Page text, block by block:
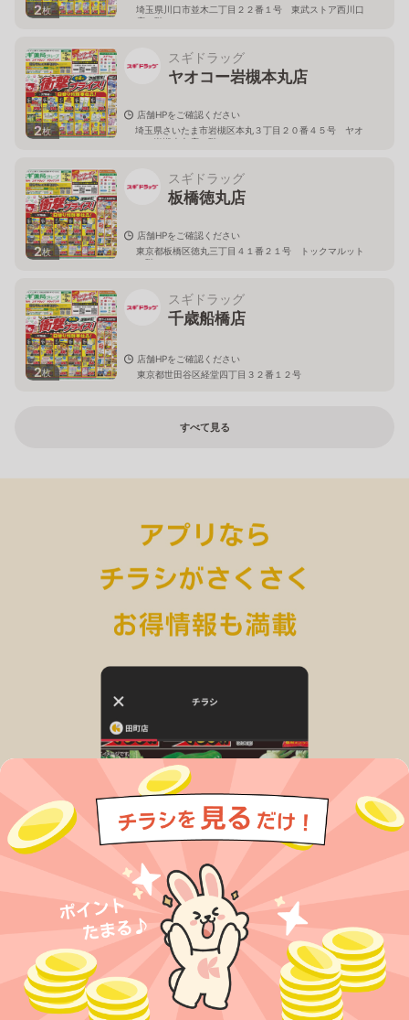
2枚
埼玉県川口市並木二丁目２２番１号 東武ストア西川口
店２階
2枚
スギドラッグ
ヤオコー岩槻本丸店
店舗HPをご確認ください
埼玉県さいたま市岩槻区本丸３丁目２０番４５号 ヤオ
コー岩槻本丸店２階
2枚
スギドラッグ
板橋徳丸店
店舗HPをご確認ください
東京都板橋区徳丸三丁目４１番２１号 トックマルット
１階
2枚
スギドラッグ
千歳船橋店
店舗HPをご確認ください
東京都世田谷区経堂四丁目３２番１２号
すべて見る